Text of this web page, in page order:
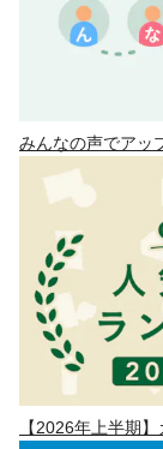
みんなの声でアッ
【2026年上半期